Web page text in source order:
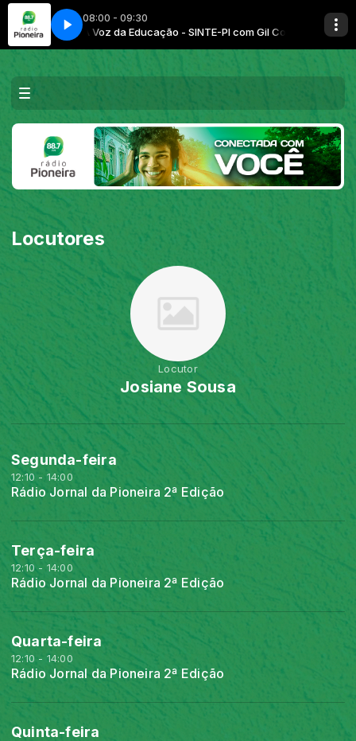
08:00 - 09:30
Gil CostaA Voz da Educação - SINTE-PI com Gil Costa
Locutores
Locutor
Josiane Sousa
Segunda-feira
12:10 - 14:00
Rádio Jornal da Pioneira 2ª Edição
Terça-feira
12:10 - 14:00
Rádio Jornal da Pioneira 2ª Edição
Quarta-feira
12:10 - 14:00
Rádio Jornal da Pioneira 2ª Edição
Quinta-feira